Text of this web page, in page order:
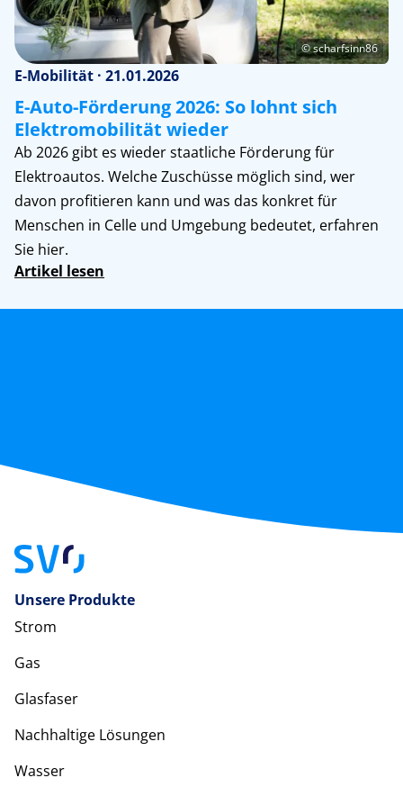
© scharfsinn86
E-Mobilität · 21.01.2026
E-Auto-Förderung 2026: So lohnt sich
Elektromobilität wieder
Ab 2026 gibt es wieder staatliche Förderung für
Elektroautos. Welche Zuschüsse möglich sind, wer
davon profitieren kann und was das konkret für
Menschen in Celle und Umgebung bedeutet, erfahren
Sie hier.
Artikel lesen
Unsere Produkte
Strom
Gas
Glasfaser
Nachhaltige Lösungen
Wasser